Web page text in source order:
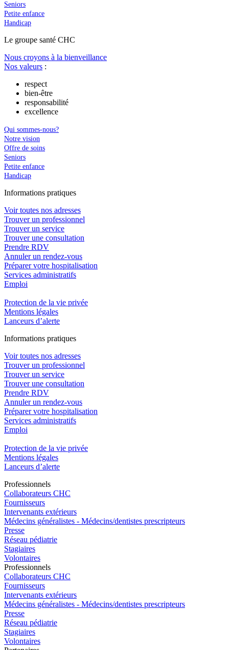
Seniors
Petite enfance
Handicap
Le groupe santé CHC
Nous croyons à la bienveillance
Nos valeurs :
respect
bien-être
responsabilité
excellence
Qui sommes-nous?
Notre vision
Offre de soins
Seniors
Petite enfance
Handicap
Informations pratiques
Voir toutes nos adresses
Trouver un professionnel
Trouver un service
Trouver une consultation
Prendre RDV
Annuler un rendez-vous
Préparer votre hospitalisation
Services administratifs
Emploi​
Protection de la vie privée
Mentions légales
Lanceurs d’alerte
Informations pratiques
Voir toutes nos adresses
Trouver un professionnel
Trouver un service
Trouver une consultation
Prendre RDV
Annuler un rendez-vous
Préparer votre hospitalisation
Services administratifs
Emploi​
Protection de la vie privée
Mentions légales
Lanceurs d’alerte
Professionnels
Collaborateurs CHC
Fournisseurs
Intervenants extérieurs
Médecins généralistes - Médecins/dentistes prescripteurs
Presse
Réseau pédiatrie
Stagiaires
Volontaires
Professionnels
Collaborateurs CHC
Fournisseurs
Intervenants extérieurs
Médecins généralistes - Médecins/dentistes prescripteurs
Presse
Réseau pédiatrie
Stagiaires
Volontaires